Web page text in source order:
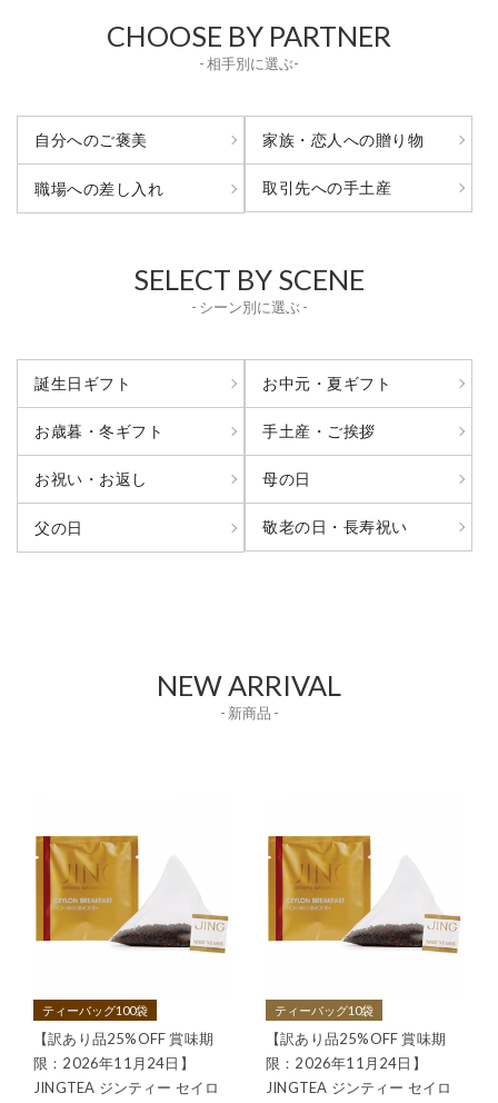
CHOOSE BY PARTNER
- 相手別に選ぶ-
自分へのご褒美 家族・恋人への贈り物
職場への差し入れ 取引先への手土産
SELECT BY SCENE
- シーン別に選ぶ -
誕生日ギフト お中元・夏ギフト
お歳暮・冬ギフト 手土産・ご挨拶
お祝い・お返し 母の日
父の日 敬老の日・長寿祝い
NEW ARRIVAL
- 新商品 -
ティーバッグ100袋
【訳あり品25%OFF 賞味期
限：2026年11月24日】
JINGTEA ジンティー セイロ
ティーバッグ10袋
【訳あり品25%OFF 賞味期
限：2026年11月24日】
JINGTEA ジンティー セイロ